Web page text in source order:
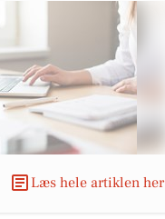
Læs hele artiklen her